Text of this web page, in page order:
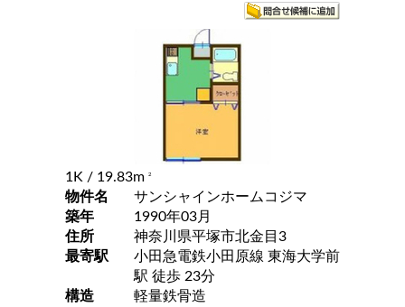
1K / 19.83m 2
物件名
サンシャインホームコジマ
築年
1990年03月
住所
神奈川県平塚市北金目3
最寄駅
小田急電鉄小田原線 東海大学前
駅 徒歩 23分
構造
軽量鉄骨造